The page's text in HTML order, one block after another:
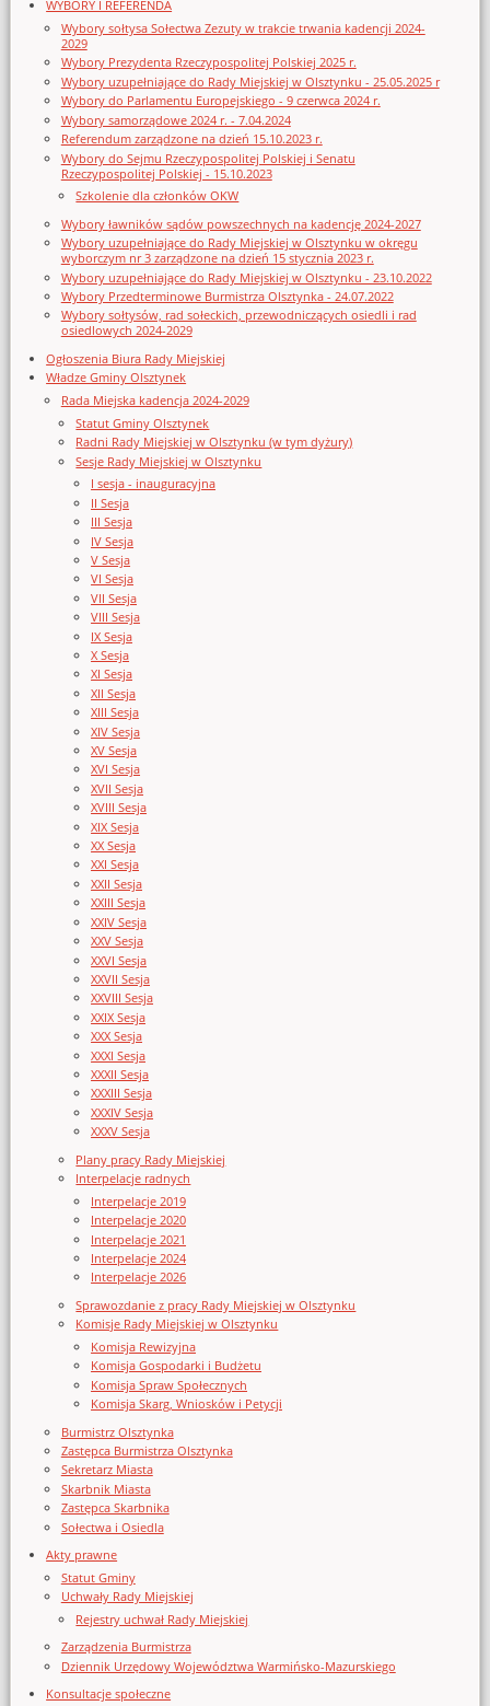
WYBORY I REFERENDA
Wybory sołtysa Sołectwa Zezuty w trakcie trwania kadencji 2024-
2029
Wybory Prezydenta Rzeczypospolitej Polskiej 2025 r.
Wybory uzupełniające do Rady Miejskiej w Olsztynku - 25.05.2025 r
Wybory do Parlamentu Europejskiego - 9 czerwca 2024 r.
Wybory samorządowe 2024 r. - 7.04.2024
Referendum zarządzone na dzień 15.10.2023 r.
Wybory do Sejmu Rzeczypospolitej Polskiej i Senatu
Rzeczypospolitej Polskiej - 15.10.2023
Szkolenie dla członków OKW
Wybory ławników sądów powszechnych na kadencję 2024-2027
Wybory uzupełniające do Rady Miejskiej w Olsztynku w okręgu
wyborczym nr 3 zarządzone na dzień 15 stycznia 2023 r.
Wybory uzupełniające do Rady Miejskiej w Olsztynku - 23.10.2022
Wybory Przedterminowe Burmistrza Olsztynka - 24.07.2022
Wybory sołtysów, rad sołeckich, przewodniczących osiedli i rad
osiedlowych 2024-2029
Ogłoszenia Biura Rady Miejskiej
Władze Gminy Olsztynek
Rada Miejska kadencja 2024-2029
Statut Gminy Olsztynek
Radni Rady Miejskiej w Olsztynku (w tym dyżury)
Sesje Rady Miejskiej w Olsztynku
I sesja - inauguracyjna
II Sesja
III Sesja
IV Sesja
V Sesja
VI Sesja
VII Sesja
VIII Sesja
IX Sesja
X Sesja
XI Sesja
XII Sesja
XIII Sesja
XIV Sesja
XV Sesja
XVI Sesja
XVII Sesja
XVIII Sesja
XIX Sesja
XX Sesja
XXI Sesja
XXII Sesja
XXIII Sesja
XXIV Sesja
XXV Sesja
XXVI Sesja
XXVII Sesja
XXVIII Sesja
XXIX Sesja
XXX Sesja
XXXI Sesja
XXXII Sesja
XXXIII Sesja
XXXIV Sesja
XXXV Sesja
Plany pracy Rady Miejskiej
Interpelacje radnych
Interpelacje 2019
Interpelacje 2020
Interpelacje 2021
Interpelacje 2024
Interpelacje 2026
Sprawozdanie z pracy Rady Miejskiej w Olsztynku
Komisje Rady Miejskiej w Olsztynku
Komisja Rewizyjna
Komisja Gospodarki i Budżetu
Komisja Spraw Społecznych
Komisja Skarg, Wniosków i Petycji
Burmistrz Olsztynka
Zastępca Burmistrza Olsztynka
Sekretarz Miasta
Skarbnik Miasta
Zastępca Skarbnika
Sołectwa i Osiedla
Akty prawne
Statut Gminy
Uchwały Rady Miejskiej
Rejestry uchwał Rady Miejskiej
Zarządzenia Burmistrza
Dziennik Urzędowy Województwa Warmińsko-Mazurskiego
Konsultacje społeczne